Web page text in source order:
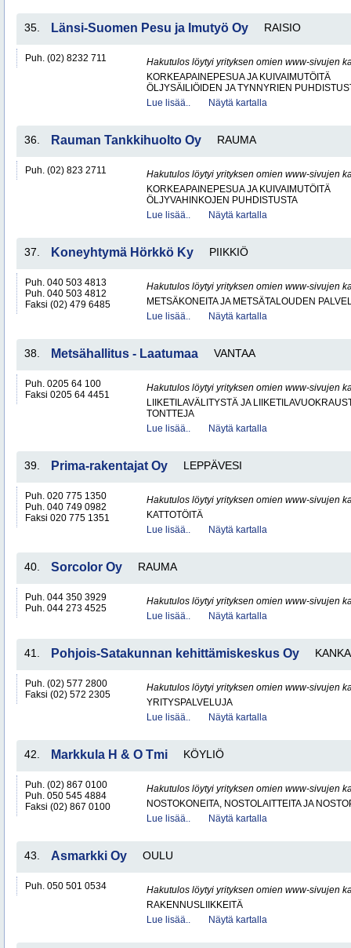
35. Länsi-Suomen Pesu ja Imutyö Oy RAISIO
Puh. (02) 8232 711
Hakutulos löytyi yrityksen omien www-sivujen
KORKEAPAINEPESUA JA KUIVAIMUTÖITÄ
ÖLJYSÄILIÖIDEN JA TYNNYRIEN
Lue lisää..
Näytä kartalla
36. Rauman Tankkihuolto Oy RAUMA
Puh. (02) 823 2711
Hakutulos löytyi yrityksen omien www-sivujen
KORKEAPAINEPESUA JA KUIVAIMUTÖITÄ
ÖLJYVAHINKOJEN PUHDISTUSTA
Lue lisää..
Näytä kartalla
37. Koneyhtymä Hörkkö Ky PIIKKIÖ
Puh. 040 503 4813
Puh. 040 503 4812
Faksi (02) 479 6485
Hakutulos löytyi yrityksen omien www-sivujen
METSÄKONEITA JA METSÄTALOUDEN
Lue lisää..
Näytä kartalla
38. Metsähallitus - Laatumaa VANTAA
Puh. 0205 64 100
Faksi 0205 64 4451
Hakutulos löytyi yrityksen omien www-sivujen
LIIKETILAVÄLITYSTÄ JA
TONTTEJA
Lue lisää..
Näytä kartalla
39. Prima-rakentajat Oy LEPPÄVESI
Puh. 020 775 1350
Puh. 040 749 0982
Faksi 020 775 1351
Hakutulos löytyi yrityksen omien www-sivujen
KATTOTÖITÄ
Lue lisää..
Näytä kartalla
40. Sorcolor Oy RAUMA
Puh. 044 350 3929
Puh. 044 273 4525
Hakutulos löytyi yrityksen omien www-sivujen
Lue lisää..
Näytä kartalla
41. Pohjois-Satakunnan kehittämiskeskus Oy
Puh. (02) 577 2800
Faksi (02) 572 2305
Hakutulos löytyi yrityksen omien www-sivujen
YRITYSPALVELUJA
Lue lisää..
Näytä kartalla
42. Markkula H & O Tmi KÖYLIÖ
Puh. (02) 867 0100
Puh. 050 545 4884
Faksi (02) 867 0100
Hakutulos löytyi yrityksen omien www-sivujen
NOSTOKONEITA, NOSTOLAITTEITA JA
Lue lisää..
Näytä kartalla
43. Asmarkki Oy OULU
Puh. 050 501 0534
Hakutulos löytyi yrityksen omien www-sivujen
RAKENNUSLIIKKEITÄ
Lue lisää..
Näytä kartalla